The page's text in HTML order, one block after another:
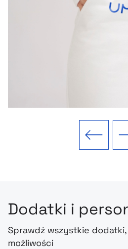
Poprzedni slajd
Dodatki i
Sprawdź wszystkie
możliwości